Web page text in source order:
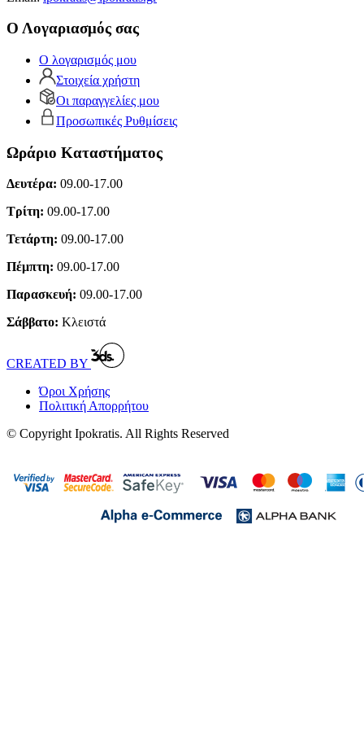
Ο Λογαριασμός σας
Ο λογαρισμός μου
Στοιχεία χρήστη
Οι παραγγελίες μου
Προσωπικές Ρυθμίσεις
Ωράριο Καταστήματος
Δευτέρα: 09.00-17.00
Τρίτη: 09.00-17.00
Τετάρτη: 09.00-17.00
Πέμπτη: 09.00-17.00
Παρασκευή: 09.00-17.00
Σάββατο: Κλειστά
CREATED BY
Όροι Χρήσης
Πολιτική Απορρήτου
© Copyright Ipokratis. All Rights Reserved